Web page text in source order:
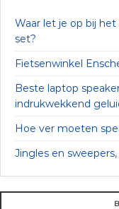
Waar let je op bij
set?
Fietsenwinkel
Beste laptop
indrukwekkend
Hoe ver moeten
Jingles en